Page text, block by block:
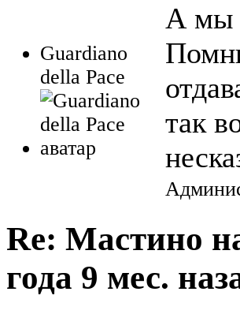
Guardiano
della Pace
А мы
так
Re: Мастино
года 9 мес.